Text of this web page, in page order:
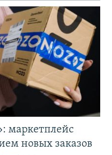
маркетплейс
новых заказов